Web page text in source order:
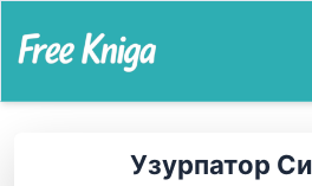
Узурпатор